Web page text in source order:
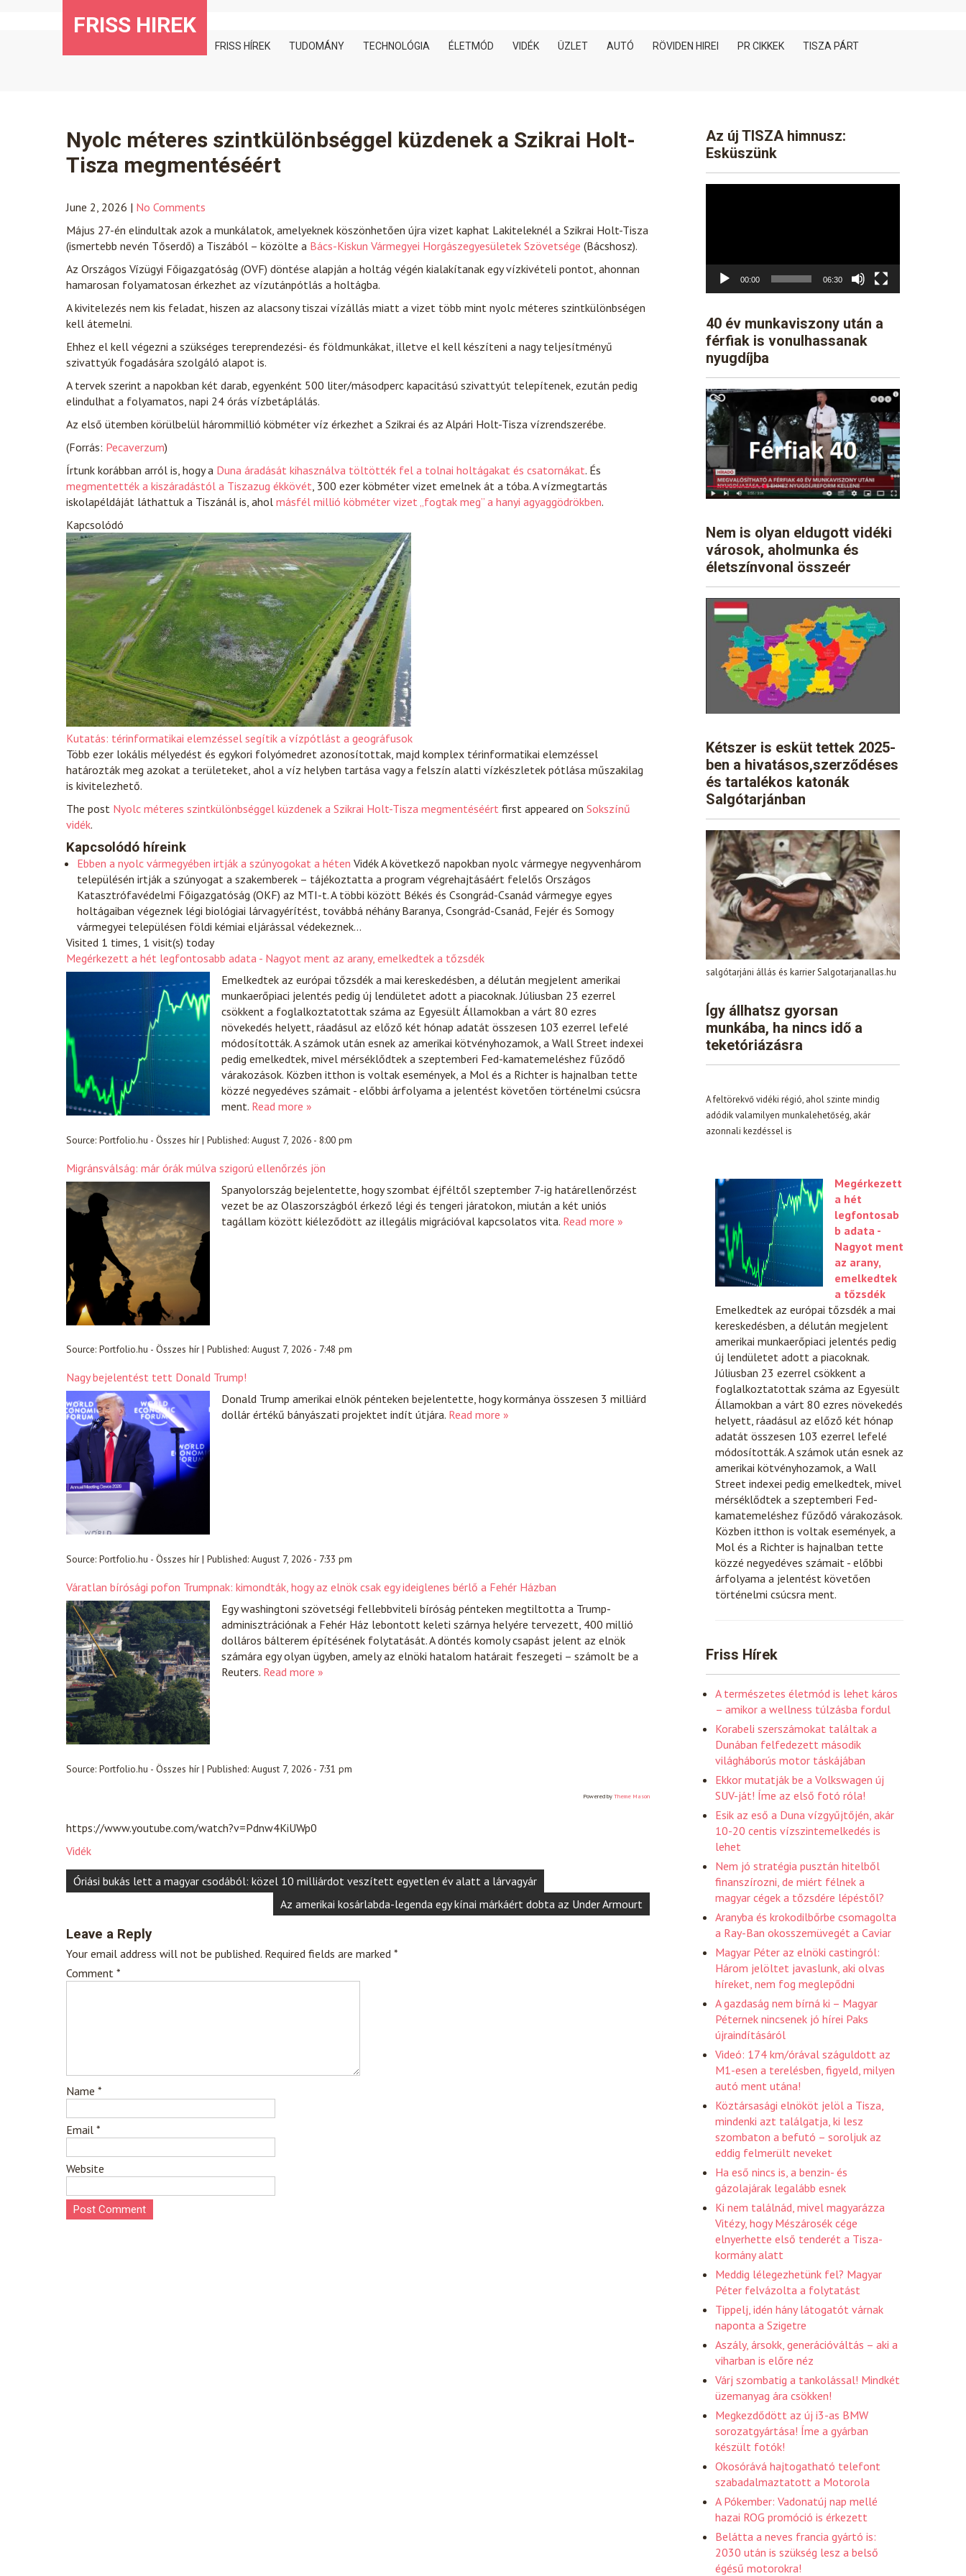
FRISS HIREK
FRISS HÍREK TUDOMÁNY TECHNOLÓGIA ÉLETMÓD VIDÉK ÜZLET AUTÓ RÖVIDEN HIREI PR CIKKEK TISZA PÁRT
Nyolc méteres szintkülönbséggel küzdenek a Szikrai Holt-
Tisza megmentéséért
June 2, 2026 | No Comments
Május 27-én elindultak azok a munkálatok, amelyeknek köszönhetően újra vizet kaphat Lakiteleknél a Szikrai Holt-Tisza
(ismertebb nevén Tőserdő) a Tiszából – közölte a Bács-Kiskun Vármegyei Horgászegyesületek Szövetsége (Bácshosz).
Az Országos Vízügyi Főigazgatóság (OVF) döntése alapján a holtág végén kialakítanak egy vízkivételi pontot, ahonnan
hamarosan folyamatosan érkezhet az vízutánpótlás a holtágba.
A kivitelezés nem kis feladat, hiszen az alacsony tiszai vízállás miatt a vizet több mint nyolc méteres szintkülönbségen
kell átemelni.
Ehhez el kell végezni a szükséges tereprendezési- és földmunkákat, illetve el kell készíteni a nagy teljesítményű
szivattyúk fogadására szolgáló alapot is.
A tervek szerint a napokban két darab, egyenként 500 liter/másodperc kapacitású szivattyút telepítenek, ezután pedig
elindulhat a folyamatos, napi 24 órás vízbetáplálás.
Az első ütemben körülbelül hárommillió köbméter víz érkezhet a Szikrai és az Alpári Holt-Tisza vízrendszerébe.
(Forrás: Pecaverzum)
Írtunk korábban arról is, hogy a Duna áradását kihasználva töltötték fel a tolnai holtágakat és csatornákat. És
megmentették a kiszáradástól a Tiszazug ékkövét, 300 ezer köbméter vizet emelnek át a tóba. A vízmegtartás
iskolapéldáját láthattuk a Tiszánál is, ahol másfél millió köbméter vizet „fogtak meg” a hanyi agyaggödrökben.
Kapcsolódó
Kutatás: térinformatikai elemzéssel segítik a vízpótlást a geográfusok
Több ezer lokális mélyedést és egykori folyómedret azonosítottak, majd komplex térinformatikai elemzéssel
határozták meg azokat a területeket, ahol a víz helyben tartása vagy a felszín alatti vízkészletek pótlása műszakilag
is kivitelezhető.
The post Nyolc méteres szintkülönbséggel küzdenek a Szikrai Holt-Tisza megmentéséért first appeared on Sokszínű
vidék.
Kapcsolódó híreink
Ebben a nyolc vármegyében irtják a szúnyogokat a héten VidékA következő napokban nyolc vármegye negyvenhárom
településén irtják a szúnyogat a szakemberek – tájékoztatta a program végrehajtásáért felelős Országos
Katasztrófavédelmi Főigazgatóság (OKF) az MTI-t. A többi között Békés és Csongrád-Csanád vármegye egyes
holtágaiban végeznek légi biológiai lárvagyérítést, továbbá néhány Baranya, Csongrád-Csanád, Fejér és Somogy
vármegyei településen földi kémiai eljárással védekeznek…
Visited 1 times, 1 visit(s) today
Megérkezett a hét legfontosabb adata - Nagyot ment az arany, emelkedtek a tőzsdék
Emelkedtek az európai tőzsdék a mai kereskedésben, a délután megjelent amerikai
munkaerőpiaci jelentés pedig új lendületet adott a piacoknak. Júliusban 23 ezerrel
csökkent a foglalkoztatottak száma az Egyesült Államokban a várt 80 ezres
növekedés helyett, ráadásul az előző két hónap adatát összesen 103 ezerrel lefelé
módosították. A számok után esnek az amerikai kötvényhozamok, a Wall Street indexei
pedig emelkedtek, mivel mérséklődtek a szeptemberi Fed-kamatemeléshez fűződő
várakozások. Közben itthon is voltak események, a Mol és a Richter is hajnalban tette
közzé negyedéves számait - előbbi árfolyama a jelentést követően történelmi csúcsra
ment. Read more »
Source: Portfolio.hu - Összes hír| Published: August 7, 2026 - 8:00 pm
Migránsválság: már órák múlva szigorú ellenőrzés jön
Spanyolország bejelentette, hogy szombat éjféltől szeptember 7-ig határellenőrzést
vezet be az Olaszországból érkező légi és tengeri járatokon, miután a két uniós
tagállam között kiéleződött az illegális migrációval kapcsolatos vita. Read more »
Source: Portfolio.hu - Összes hír| Published: August 7, 2026 - 7:48 pm
Nagy bejelentést tett Donald Trump!
Donald Trump amerikai elnök pénteken bejelentette, hogy kormánya összesen 3 milliárd
dollár értékű bányászati projektet indít útjára. Read more »
Source: Portfolio.hu - Összes hír| Published: August 7, 2026 - 7:33 pm
Váratlan bírósági pofon Trumpnak: kimondták, hogy az elnök csak egy ideiglenes bérlő a Fehér Házban
Egy washingtoni szövetségi fellebbviteli bíróság pénteken megtiltotta a Trump-
adminisztrációnak a Fehér Ház lebontott keleti szárnya helyére tervezett, 400 millió
dolláros bálterem építésének folytatását. A döntés komoly csapást jelent az elnök
számára egy olyan ügyben, amely az elnöki hatalom határait feszegeti – számolt be a
Reuters. Read more »
Source: Portfolio.hu - Összes hír| Published: August 7, 2026 - 7:31 pm
Powered by Theme Mason
https://www.youtube.com/watch?v=Pdnw4KiUWp0
Vidék
Post
navigation
Óriási bukás lett a magyar csodából: közel 10 milliárdot veszített egyetlen év alatt a lárvagyár
Az amerikai kosárlabda-legenda egy kínai márkáért dobta az Under Armourt
Leave a Reply
Your email address will not be published. Required fields are marked *
Comment *
Name *
Email *
Website
Az új TISZA himnusz:
Esküszünk
00:00 06:30
40 év munkaviszony után a
férfiak is vonulhassanak
nyugdíjba
Nem is olyan eldugott vidéki
városok, aholmunka és
életszínvonal összeér
Kétszer is esküt tettek 2025-
ben a hivatásos,szerződéses
és tartalékos katonák
Salgótarjánban
salgótarjáni állás és karrier Salgotarjanallas.hu
Így állhatsz gyorsan
munkába, ha nincs idő a
teketóriázásra
A feltörekvő vidéki régió, ahol szinte mindig
adódik valamilyen munkalehetőség, akár
azonnali kezdéssel is
Megérkezett
a hét
legfontosab
b adata -
Nagyot ment
az arany,
emelkedtek
a tőzsdék
Emelkedtek az európai tőzsdék a mai
kereskedésben, a délután megjelent
amerikai munkaerőpiaci jelentés pedig
új lendületet adott a piacoknak.
Júliusban 23 ezerrel csökkent a
foglalkoztatottak száma az Egyesült
Államokban a várt 80 ezres növekedés
helyett, ráadásul az előző két hónap
adatát összesen 103 ezerrel lefelé
módosították. A számok után esnek az
amerikai kötvényhozamok, a Wall
Street indexei pedig emelkedtek, mivel
mérséklődtek a szeptemberi Fed-
kamatemeléshez fűződő várakozások.
Közben itthon is voltak események, a
Mol és a Richter is hajnalban tette
közzé negyedéves számait - előbbi
árfolyama a jelentést követően
történelmi csúcsra ment.
Friss Hírek
A természetes életmód is lehet káros
– amikor a wellness túlzásba fordul
Korabeli szerszámokat találtak a
Dunában felfedezett második
világháborús motor táskájában
Ekkor mutatják be a Volkswagen új
SUV-ját! Íme az első fotó róla!
Esik az eső a Duna vízgyűjtőjén, akár
10-20 centis vízszintemelkedés is
lehet
Nem jó stratégia pusztán hitelből
finanszírozni, de miért félnek a
magyar cégek a tőzsdére lépéstől?
Aranyba és krokodilbőrbe csomagolta
a Ray-Ban okosszemüvegét a Caviar
Magyar Péter az elnöki castingról:
Három jelöltet javaslunk, aki olvas
híreket, nem fog meglepődni
A gazdaság nem bírná ki – Magyar
Péternek nincsenek jó hírei Paks
újraindításáról
Videó: 174 km/órával száguldott az
M1-esen a terelésben, figyeld, milyen
autó ment utána!
Köztársasági elnököt jelöl a Tisza,
mindenki azt találgatja, ki lesz
szombaton a befutó – soroljuk az
eddig felmerült neveket
Ha eső nincs is, a benzin- és
gázolajárak legalább esnek
Ki nem találnád, mivel magyarázza
Vitézy, hogy Mészárosék cége
elnyerhette első tenderét a Tisza-
kormány alatt
Meddig lélegezhetünk fel? Magyar
Péter felvázolta a folytatást
Tippelj, idén hány látogatót várnak
naponta a Szigetre
Aszály, ársokk, generációváltás – aki a
viharban is előre néz
Várj szombatig a tankolással! Mindkét
üzemanyag ára csökken!
Megkezdődött az új i3-as BMW
sorozatgyártása! Íme a gyárban
készült fotók!
Okosórává hajtogatható telefont
szabadalmaztatott a Motorola
A Pókember: Vadonatúj nap mellé
hazai ROG promóció is érkezett
Belátta a neves francia gyártó is:
2030 után is szükség lesz a belső
égésű motorokra!